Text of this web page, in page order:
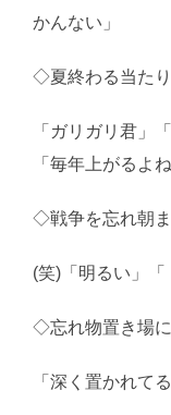
かんない」
◇夏終わる当た
「ガリガリ君」
「毎年上がるよ
◇戦争を忘れ朝
(笑)「明るい」「
◇忘れ物置き場
「深く置かれて